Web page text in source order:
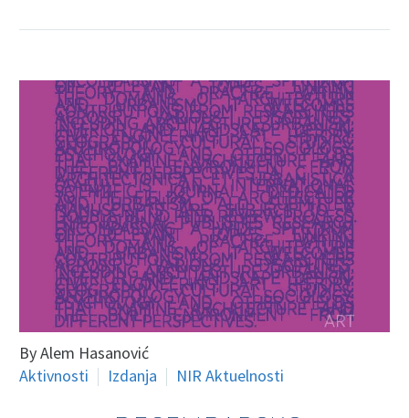
By Alem Hasanović
Aktivnosti
Izdanja NIR Aktuelnosti